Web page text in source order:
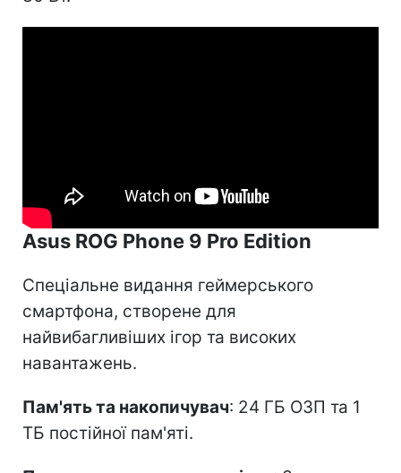
Asus ROG Phone 9 Pro Edition
Спеціальне видання геймерського
смартфона, створене для
найвибагливіших ігор та високих
навантажень.
Пам'ять та накопичувач: 24 ГБ ОЗП та 1
ТБ постійної пам'яті.